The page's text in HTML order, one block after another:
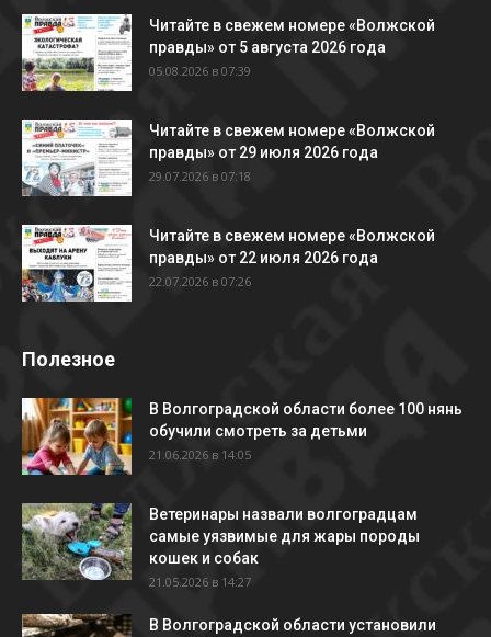
Читайте в свежем номере «Волжской
правды» от 5 августа 2026 года
05.08.2026 в 07:39
Читайте в свежем номере «Волжской
правды» от 29 июля 2026 года
29.07.2026 в 07:18
Читайте в свежем номере «Волжской
правды» от 22 июля 2026 года
22.07.2026 в 07:26
Полезное
В Волгоградской области более 100 нянь
обучили смотреть за детьми
21.06.2026 в 14:05
Ветеринары назвали волгоградцам
самые уязвимые для жары породы
кошек и собак
21.05.2026 в 14:27
В Волгоградской области установили